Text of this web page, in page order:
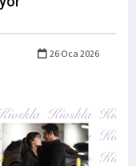
26 Oca 2026